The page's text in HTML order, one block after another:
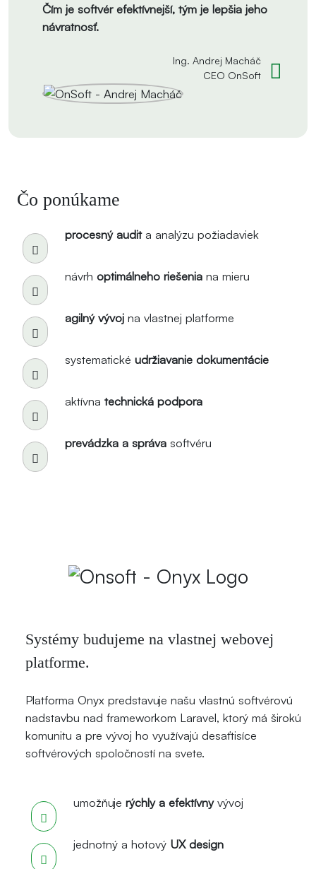
Čím je softvér efektívnejší, tým je lepšia jeho
návratnosť.
Ing. Andrej Macháč
CEO OnSoft
Čo ponúkame
procesný audita analýzu požiadaviek
návrh optimálneho riešenia na mieru
agilný vývoj na vlastnej platforme
systematické udržiavanie dokumentácie
aktívna technická podpora
prevádzka a správa softvéru
Systémy budujeme na vlastnej webovej
platforme.
Platforma Onyx predstavuje našu vlastnú softvérovú
nadstavbu nad frameworkom Laravel, ktorý má širokú
komunitu a pre vývoj ho využívajú desaťtisíce
softvérových spoločností na svete.
umožňuje rýchly a efektívnyvývoj
jednotný a hotový UX design